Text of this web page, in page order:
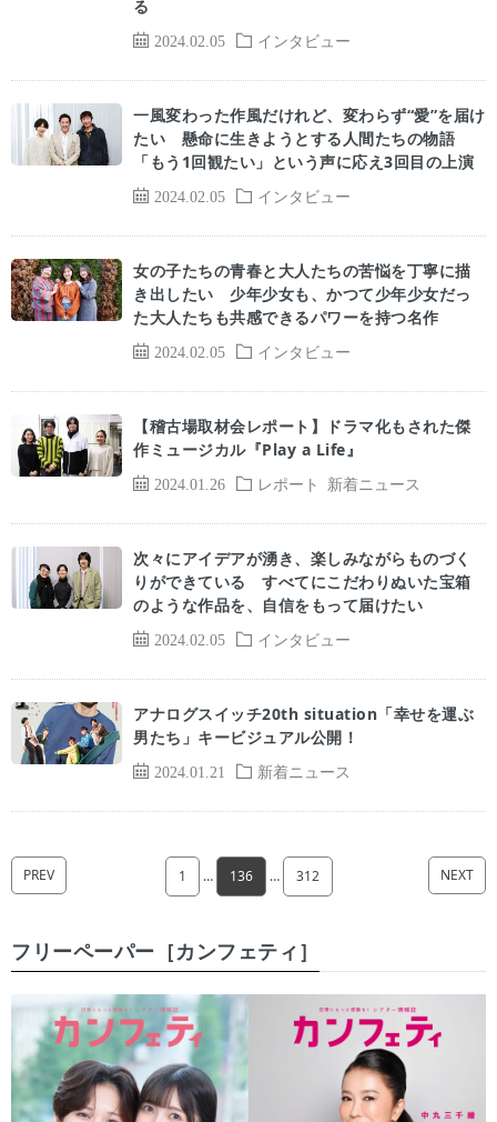
2024.02.05 インタビュー
る
2024.02.05 インタビュー
一風変わった作風だけれど、変わらず“愛”を届け
たい 懸命に生きようとする人間たちの物語
「もう1回観たい」という声に応え3回目の上演
2024.02.05 インタビュー
女の子たちの青春と大人たちの苦悩を丁寧に描
き出したい 少年少女も、かつて少年少女だっ
た大人たちも共感できるパワーを持つ名作
2024.01.26 レポート 新着ニュース
【稽古場取材会レポート】ドラマ化もされた傑
作ミュージカル『Play a Life』
2024.02.05 インタビュー
次々にアイデアが湧き、楽しみながらものづく
りができている すべてにこだわりぬいた宝箱
のような作品を、自信をもって届けたい
2024.01.21 新着ニュース
アナログスイッチ20th situation「幸せを運ぶ
男たち」キービジュアル公開！
PREV 1 … 136 … 312 NEXT
フリーペーパー［カンフェティ］